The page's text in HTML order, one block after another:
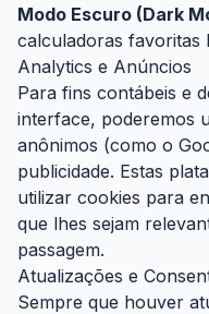
Modo Escuro (Dark
calculadoras favoritas
Analytics e Anúncios
Para fins contábeis e
interface, poderemos
anônimos (como o
publicidade. Estas
utilizar cookies para
que lhes sejam
passagem.
Atualizações e
Sempre que houver